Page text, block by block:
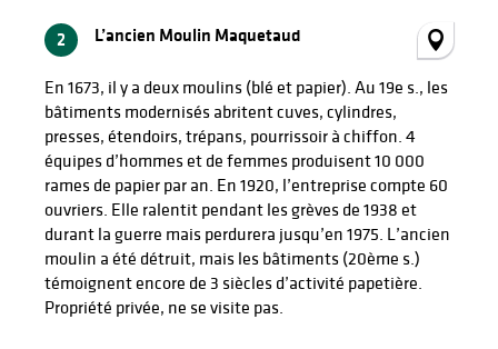
2 L’ancien Moulin Maquetaud
En 1673, il y a deux moulins (blé et papier). Au 19e s., les
bâtiments modernisés abritent cuves, cylindres,
presses, étendoirs, trépans, pourrissoir à chiffon. 4
équipes d’hommes et de femmes produisent 10 000
rames de papier par an. En 1920, l’entreprise compte 60
ouvriers. Elle ralentit pendant les grèves de 1938 et
durant la guerre mais perdurera jusqu’en 1975. L’ancien
moulin a été détruit, mais les bâtiments (20ème s.)
témoignent encore de 3 siècles d’activité papetière.
Propriété privée, ne se visite pas.